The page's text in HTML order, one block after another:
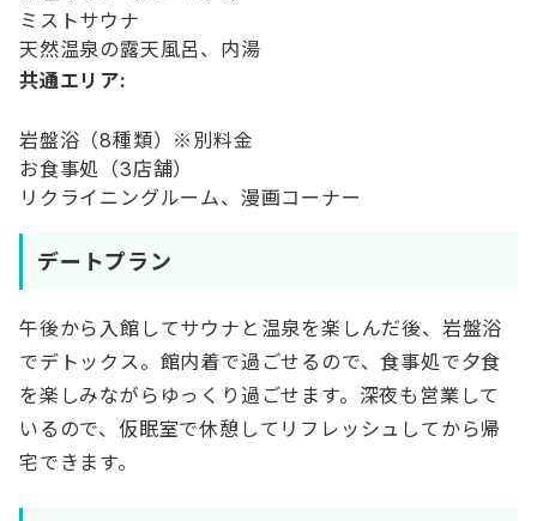
ミストサウナ
天然温泉の露天風呂、内湯
共通エリア:
岩盤浴（8種類）※別料金
お食事処（3店舗）
リクライニングルーム、漫画コーナー
デートプラン
午後から入館してサウナと温泉を楽しんだ後、岩盤浴
でデトックス。館内着で過ごせるので、食事処で夕食
を楽しみながらゆっくり過ごせます。深夜も営業して
いるので、仮眠室で休憩してリフレッシュしてから帰
宅できます。